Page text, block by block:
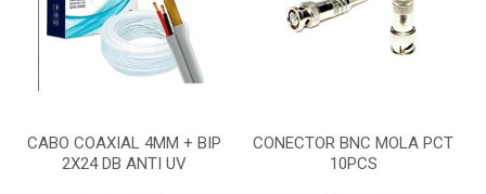
CABO COAXIAL 4MM + BIP
2X24 DB ANTI UV
CONECTOR BNC MOLA PCT
10PCS